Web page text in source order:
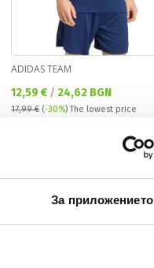
За приложението
ADIDAS TEAM
Текуща цена:
12,59 € / 24,62 BGN
17,99 € (-30%)The lowest price
Regular price: